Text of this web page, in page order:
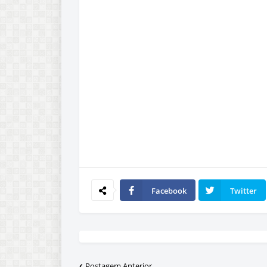
Facebook Twitter